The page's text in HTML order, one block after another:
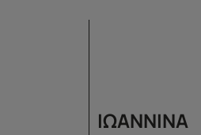
ΙΩΑΝΝΙΝΑ